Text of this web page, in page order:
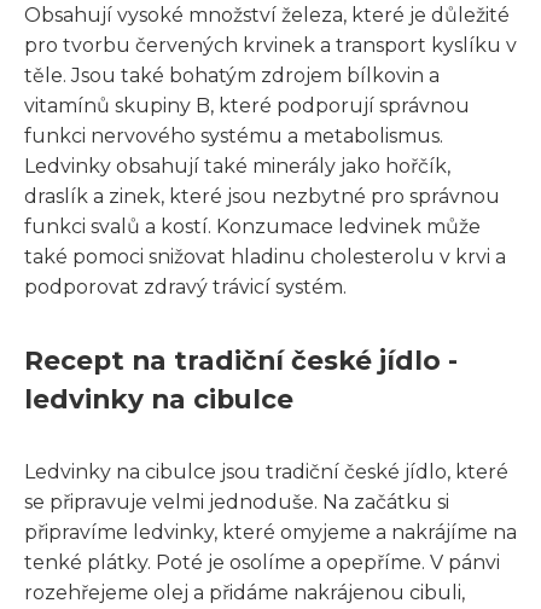
Obsahují vysoké množství železa, které je důležité
pro tvorbu červených krvinek a transport kyslíku v
těle. Jsou také bohatým zdrojem bílkovin a
vitamínů skupiny B, které podporují správnou
funkci nervového systému a metabolismus.
Ledvinky obsahují také minerály jako hořčík,
draslík a zinek, které jsou nezbytné pro správnou
funkci svalů a kostí. Konzumace ledvinek může
také pomoci snižovat hladinu cholesterolu v krvi a
podporovat zdravý trávicí systém.
Recept na tradiční české jídlo -
ledvinky na cibulce
Ledvinky na cibulce jsou tradiční české jídlo, které
se připravuje velmi jednoduše. Na začátku si
připravíme ledvinky, které omyjeme a nakrájíme na
tenké plátky. Poté je osolíme a opepříme. V pánvi
rozehřejeme olej a přidáme nakrájenou cibuli,